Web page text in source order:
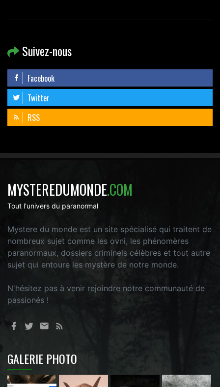
Suivez-nous
Facebook
Twitter
RSS
MYSTEREDUMONDE.COM
Tout l'univers du paranormal
Mystere du monde est un site spécialisé qui traitent de
nombreux sujet comme les ovni, les phénomères
paranormaux, dossiers criminels célèbres et tout autre
sujet qui entoure les mystère de notre monde.
N'hésitez pas à venir rejoindre notre communauté de
passionés !
GALERIE PHOTO